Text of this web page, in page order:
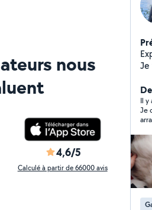
nous
4,6/5
Calculé à partir de 66000 avis
Je
Il y
Je